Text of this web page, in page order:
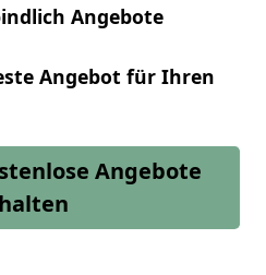
Angebote
Angebot für Ihren
Angebote